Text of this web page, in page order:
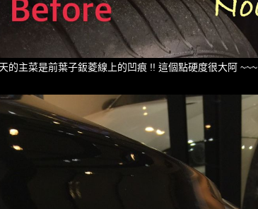
的主菜是前葉子鈑菱線上的凹痕 !! 這個點硬度很大阿 ~~~